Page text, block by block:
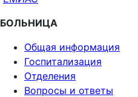
БОЛЬНИЦА
Общая информация
Госпитализация
Отделения
Вопросы и ответы